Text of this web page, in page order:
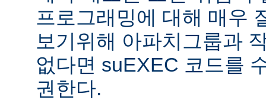
프로그래밍에 대해 매우
보기위해 아파치그룹과
없다면 suEXEC 코드를
권한다.